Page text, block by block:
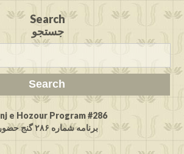
Search
جستجو
e Hozour Program #286
برنامه شماره ۲۸۶ گنج حضور